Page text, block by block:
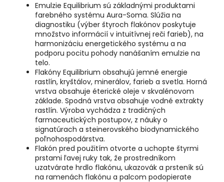
Emulzie Equilibrium sú základnými produktami
farebného systému Aura-Soma. Slúžia na
diagnostiku (výber štyroch flakónov poskytuje
množstvo informácií v intuitívnej reči farieb), na
harmonizáciu energetického systému a na
podporu pocitu pohody nanášaním emulzie na
telo.
Flakóny Equilibrium obsahujú jemné energie
rastlín, kryštálov, minerálov, farieb a svetla. Horná
vrstva obsahuje éterické oleje v skvalénovom
základe. Spodná vrstva obsahuje vodné extrakty
rastlín. Výroba vychádza z tradičných
farmaceutických postupov, z náuky o
signatúrach a steinerovského biodynamického
poľnohospodárstva.
Flakón pred použitím otvorte a uchopte štyrmi
prstami ľavej ruky tak, že prostredníkom
uzatvárate hrdlo flakónu, ukazovák a prsteník sú
na ramenách flakónu a palcom podopierate